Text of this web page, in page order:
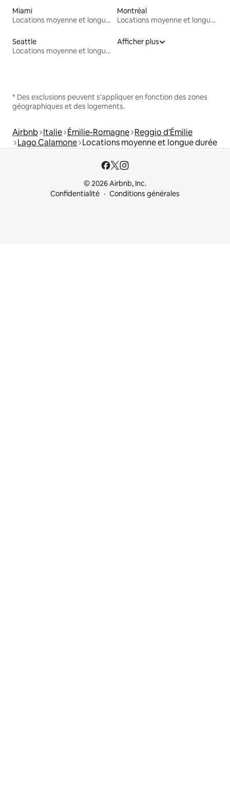
Miami
Locations moyenne et longue durée
Montréal
Locations moyenne et longue durée
Seattle
Locations moyenne et longue durée
Afficher plus
* Des exclusions peuvent s'appliquer en fonction des zones
géographiques et des logements.
Airbnb Italie Émilie-Romagne Reggio d'Émilie
Lago Calamone Locations moyenne et longue durée
© 2026 Airbnb, Inc.
Confidentialité
Conditions générales